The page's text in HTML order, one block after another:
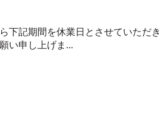
記期間を休業日とさせていただ
い申し上げま...